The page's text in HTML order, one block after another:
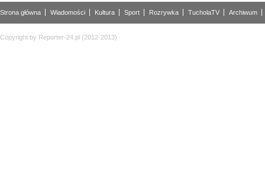
Strona główna Wiadomości Kultura Sport Rozrywka TucholaTV Archiwum
Copyright by Reporter-24.pl (2012-2013)